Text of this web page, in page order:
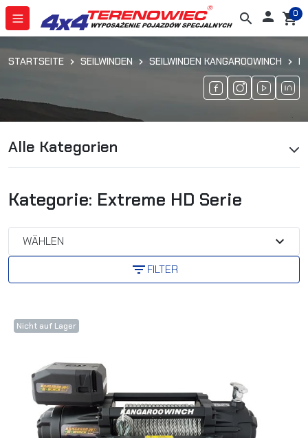
search  shopping_cart
0
STARTSEITE SEILWINDEN SEILWINDEN KANGAROOWINCH
Alle Kategorien
Kategorie: Extreme HD Serie
WÄHLEN
expand_more
filter_listFILTER
Nicht auf Lager